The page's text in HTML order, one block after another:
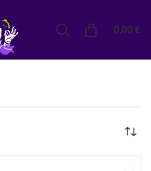
0,00 €